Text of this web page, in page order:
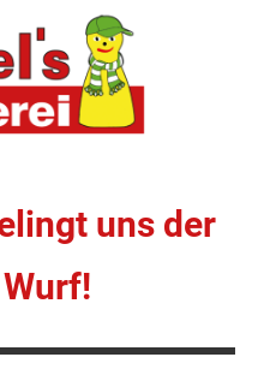
uns der